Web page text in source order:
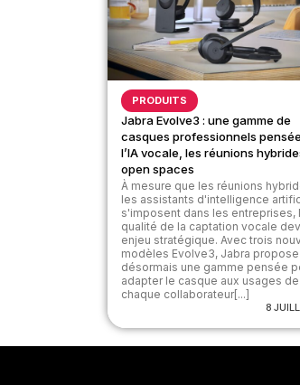
PRODUITS
Jabra Evolve3 : une gamme de
casques professionnels
l’IA vocale, les réunions
open spaces
À mesure que les réunions
les assistants d'intelligence
s'imposent dans les entreprises,
qualité de la captation vocale
enjeu stratégique. Avec trois
modèles Evolve3, Jabra propose
désormais une gamme pensée
adapter le casque aux usages de
chaque collaborateur[...]
8